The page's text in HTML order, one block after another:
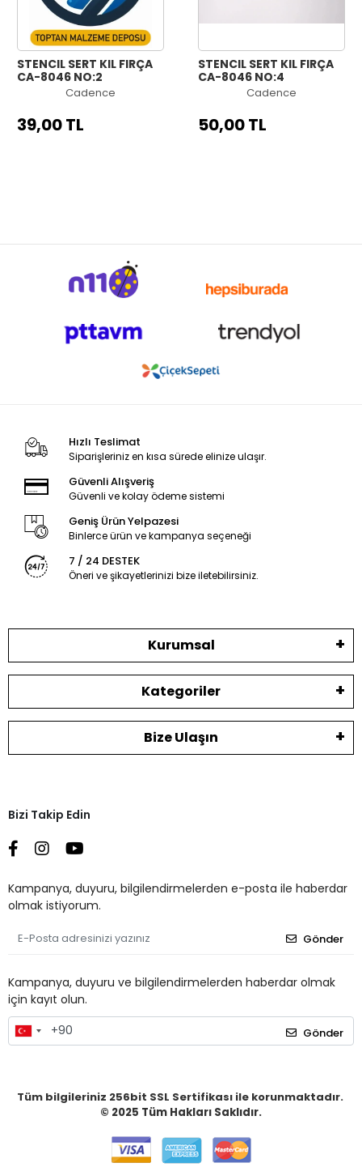
STENCIL SERT KIL FIRÇA
CA-8046 NO:2
Cadence
39,00 TL
STENCIL SERT KIL FIRÇA
CA-8046 NO:4
Cadence
50,00 TL
Hızlı Teslimat
Siparişleriniz en kısa sürede elinize ulaşır.
Güvenli Alışveriş
Güvenli ve kolay ödeme sistemi
Geniş Ürün Yelpazesi
Binlerce ürün ve kampanya seçeneği
7 / 24 DESTEK
Öneri ve şikayetlerinizi bize iletebilirsiniz.
Kurumsal
Kategoriler
Bize Ulaşın
Bizi Takip Edin
Kampanya, duyuru, bilgilendirmelerden e-posta ile haberdar
olmak istiyorum.
Gönder
Kampanya, duyuru ve bilgilendirmelerden haberdar olmak
için kayıt olun.
Gönder
Tüm bilgileriniz 256bit SSL Sertifikası ile korunmaktadır.
© 2025 Tüm Hakları Saklıdır.